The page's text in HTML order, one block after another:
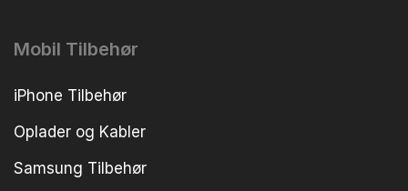
Mobil Tilbehør
iPhone Tilbehør
Oplader og Kabler
Samsung Tilbehør